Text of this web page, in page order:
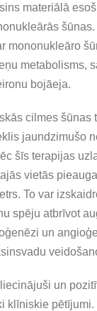
materiālā
mononukleāro
metabolisms,
bojāeja.
cilmes šūnas
jaundzimušo
šīs terapijas
vietās
To var
spēju atbrīvot
un
un
klīniskie